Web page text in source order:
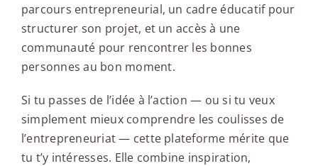
parcours entrepreneurial, un cadre éducatif pour
structurer son projet, et un accès à une
communauté pour rencontrer les bonnes
personnes au bon moment.
Si tu passes de l’idée à l’action — ou si tu veux
simplement mieux comprendre les coulisses de
l’entrepreneuriat — cette plateforme mérite que
tu t’y intéresses. Elle combine inspiration,